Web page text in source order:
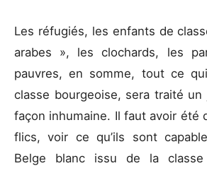
Les réfugiés, les enfants de
arabes », les clochards, les
pauvres, en somme, tout ce
classe bourgeoise, sera traité un
façon inhumaine. Il faut avoir été
flics, voir ce qu’ils sont
Belge blanc issu de la classe